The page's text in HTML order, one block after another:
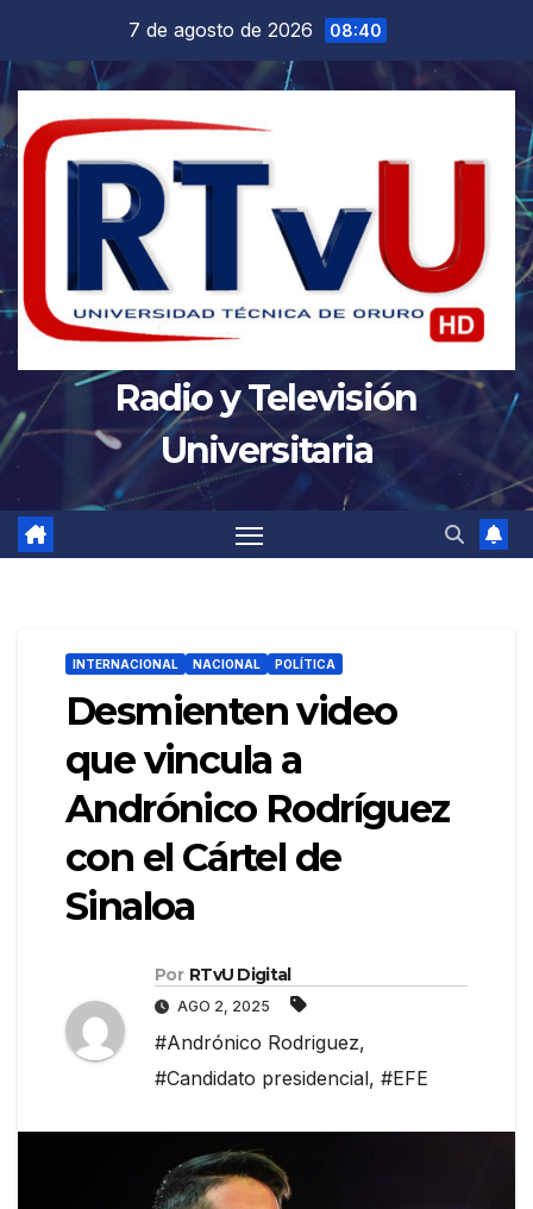
contenido
7 de agosto de 2026 08:40
Radio y Televisión
Universitaria
INTERNACIONAL NACIONAL POLÍTICA
Desmienten video
que vincula a
Andrónico Rodríguez
con el Cártel de
Sinaloa
Por RTvU Digital
AGO 2, 2025
#Andrónico Rodriguez,
#Candidato presidencial, #EFE